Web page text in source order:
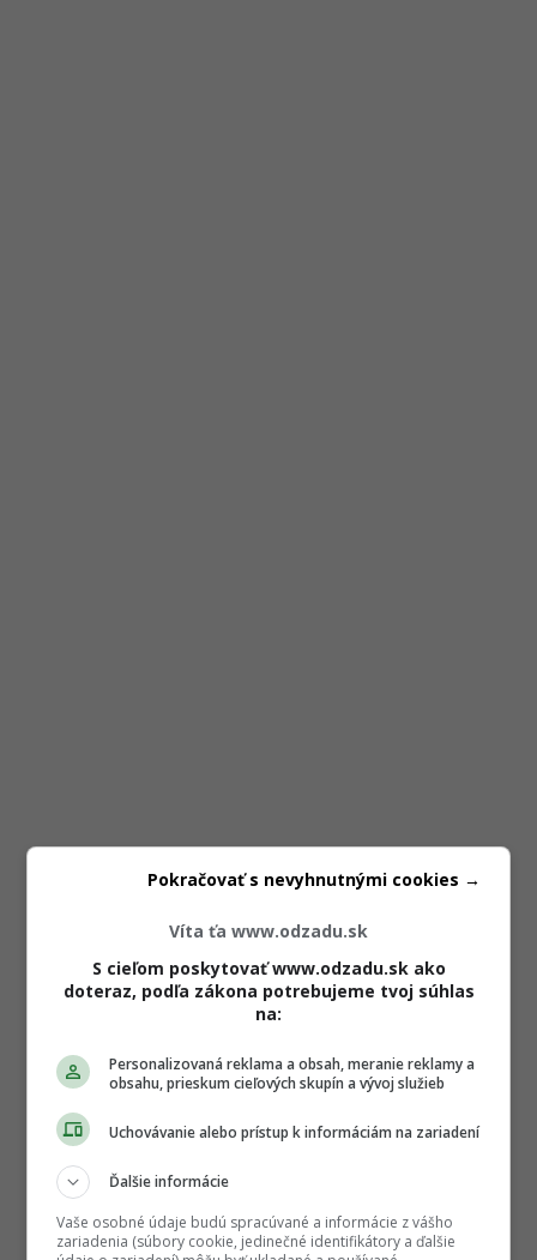
Víta ťa www.odzadu.sk
S cieľom poskytovať www.odzadu.sk ako
doteraz, podľa zákona potrebujeme tvoj súhlas
na:
Personalizovaná reklama a obsah, meranie reklamy a
obsahu, prieskum cieľových skupín a vývoj služieb
Uchovávanie alebo prístup k informáciám na zariadení
Ďalšie informácie
Vaše osobné údaje budú spracúvané a informácie z vášho
zariadenia (súbory cookie, jedinečné identifikátory a ďalšie
Pokračovať s nevyhnutnými cookies →